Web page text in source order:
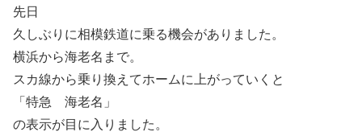
先日
久しぶりに相模鉄道に乗る機会がありました。
横浜から海老名まで。
スカ線から乗り換えてホームに上がっていくと
「特急 海老名」
の表示が目に入りました。